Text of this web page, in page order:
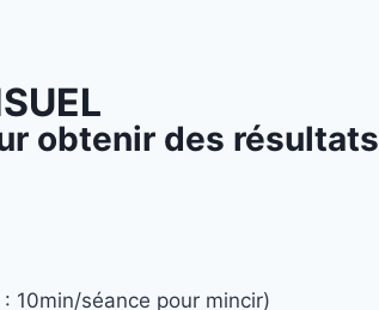
obtenir des résultats
10min/séance pour mincir)